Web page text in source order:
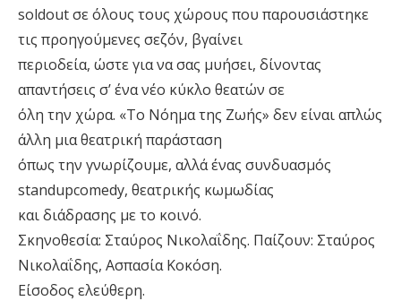
soldout σε όλους τους χώρους που παρουσιάστηκε
τις προηγούμενες σεζόν, βγαίνει
περιοδεία, ώστε για να σας μυήσει, δίνοντας
απαντήσεις σ’ ένα νέο κύκλο θεατών σε
όλη την χώρα. «Το Νόημα της Ζωής» δεν είναι απλώς
άλλη μια θεατρική παράσταση
όπως την γνωρίζουμε, αλλά ένας συνδυασμός
standupcomedy, θεατρικής κωμωδίας
και διάδρασης με το κοινό.
Σκηνοθεσία: Σταύρος Νικολαΐδης. Παίζουν: Σταύρος
Νικολαΐδης, Ασπασία Κοκόση.
Είσοδος ελεύθερη.